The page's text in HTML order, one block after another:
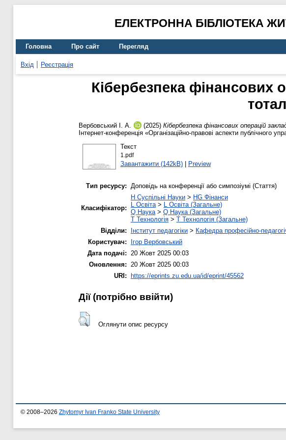
ЕЛЕКТРОННА БІБЛІОТЕКА
Головна Про сайт Перегляд
Вхід Реєстрація
Кібербезпека фінансових
Вербовський І. А. (2025) Кібербезпека фінансових операцій
Інтернет-конференція «Організаційно-правові аспекти публічного
Текст
1.pdf
Завантажити (142kB)| Preview
Тип ресурсу: Доповідь на конференції або симпозіумі (Стаття)
Класифікатор:
H Суспільні Науки > HG Фінанси
L Освіта> L Освіта (Загальне)
Q Наука> Q Наука (Загальне)
T Технологія > T Технологія (Загальне)
Відділи:
Інститут педагогіки > Кафедра професійно-
Користувач:
Ігор Вербовський
Дата подачі: 20 Жовт 2025 00:03
Оновлення: 20 Жовт 2025 00:03
URI:
https://eprints.zu.edu.ua/id/eprint/45562
Дії ​​(потрібно ввійти)
Оглянути опис ресурсу
© 2008–2026 Zhytomyr Ivan Franko State University